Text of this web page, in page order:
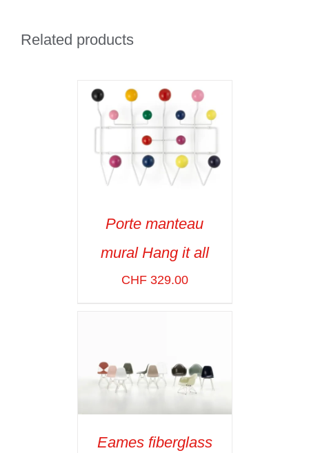
Related products
VOIR LES
Porte manteau
mural Hang it all
CHF329.00
Eames fiberglass